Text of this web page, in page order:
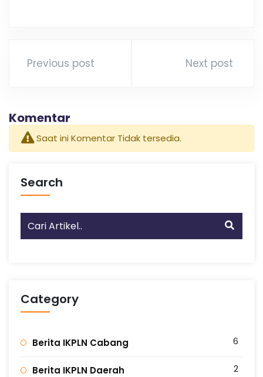
Previous post Next post
Komentar
Saat ini Komentar Tidak tersedia.
Search
Category
Berita IKPLN Cabang 6
Berita IKPLN Daerah 2